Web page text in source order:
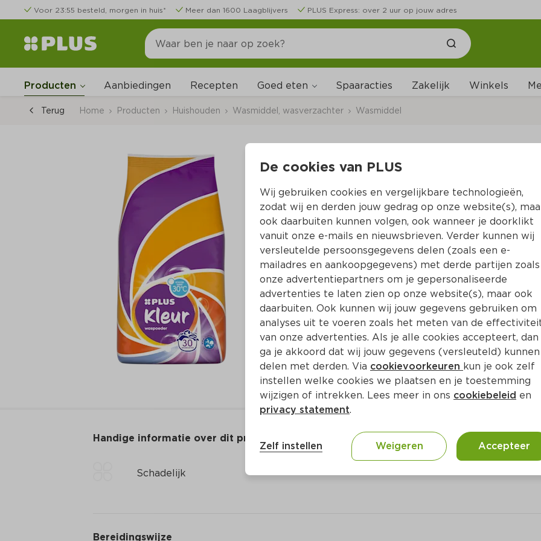
Voor 23:55 besteld, morgen in huis* Meer dan 1600 Laagblijvers PLUS Express: over 2 uur op jouw adres
Producten Aanbiedingen Recepten Goed eten Spaaracties Zakelijk Winkels
Terug Home Producten Huishouden Wasmiddel, wasverzachter Wasmiddel
PLUS Waspoeder
Per Zak 2025 g  (per kilo €2.12)
4.29
Toevoegen
Handige informatie over dit product
Schadelijk
Bereidingswijze
De cookies van PLUS
Wij gebruiken cookies en vergelijkbare technologieën,
zodat wij en derden jouw gedrag op onze website(s),
ook daarbuiten kunnen volgen, ook wanneer je doorklikt
vanuit onze e-mails en nieuwsbrieven. Verder kunnen wij
versleutelde persoonsgegevens delen (zoals een e-
mailadres en aankoopgegevens) met derde partijen zoals
onze advertentiepartners om je gepersonaliseerde
advertenties te laten zien op onze website(s), maar ook
daarbuiten. Ook kunnen wij jouw gegevens gebruiken om
analyses uit te voeren zoals het meten van de
van onze advertenties. Als je alle cookies accepteert, dan
ga je akkoord dat wij jouw gegevens (versleuteld) kunnen
delen met derden. Via cookievoorkeuren kun je ook zelf
instellen welke cookies we plaatsen en je toestemming
wijzigen of intrekken. Lees meer in ons cookiebeleid en
privacy statement.
Zelf instellen Weigeren Accepteer